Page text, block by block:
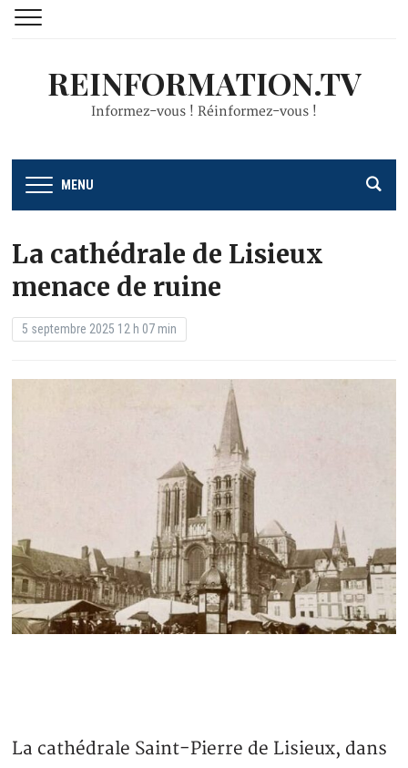
REINFORMATION.TV
Informez-vous ! Réinformez-vous !
MENU
La cathédrale de Lisieux
menace de ruine
5 septembre 2025 12 h 07 min
La cathédrale Saint-Pierre de Lisieux, dans